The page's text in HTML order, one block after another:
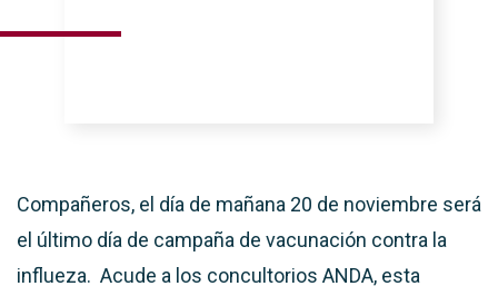
Compañeros, el día de mañana 20 de noviembre será
el último día de campaña de vacunación contra la
influeza. Acude a los concultorios ANDA, esta